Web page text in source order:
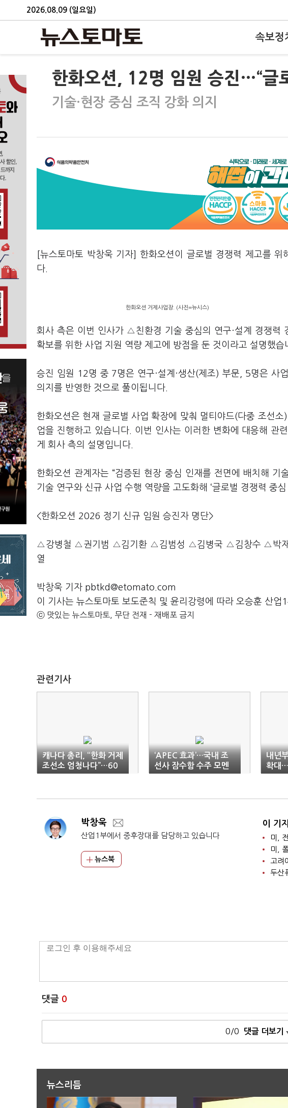
2026.08.09 (일요일)
속보정
한화오션, 12명 임원 승진…“글
기술·현장 중심 조직 강화 의지
[뉴스토마토 박창욱 기자] 한화오션이 글로벌 경쟁력 제고를
다.
한화오션 거제사업장. (사진=뉴시스)
회사 측은 이번 인사가 △친환경 기술 중심의 연구·설계 경쟁
확보를 위한 사업 지원 역량 제고에 방점을 둔 것이라고 설명했습
승진 임원 12명 중 7명은 연구·설계·생산(제조) 부문, 5명은 사
의지를 반영한 것으로 풀이됩니다.
한화오션은 현재 글로벌 사업 확장에 맞춰 멀티야드(다중 조선
업을 진행하고 있습니다. 이번 인사는 이러한 변화에 대응해 관
게 회사 측의 설명입니다.
한화오션 관계자는 “검증된 현장 중심 인재를 전면에 배치해 기
기술 연구와 신규 사업 수행 역량을 고도화해 ‘글로벌 경쟁력 중
<한화오션 2026 정기 신규 임원 승진자 명단>
△강병철 △권기범 △김기환 △김범성 △김병국 △김창수 △박
열
박창욱 기자 pbtkd@etomato.com
이 기사는 뉴스토마토 보도준칙 및 윤리강령에 따라 오승훈 산업
ⓒ 맛있는 뉴스토마토, 무단 전재 - 재배포 금지
관련기사
캐나다 총리, “한화 거제
조선소 엄청나다”…60
조 잠수함 ‘탄력’
‘APEC 효과’…국내 조
선사 잠수함 수주 모멘
텀 ‘가속’
내년
확대…
‘탄력’
박창욱
산업1부에서 중후장대를 담당하고 있습니다
뉴스북
이 기
미,
미,
고려
두산
댓글 0
0/0 댓글 더보기
뉴스리듬